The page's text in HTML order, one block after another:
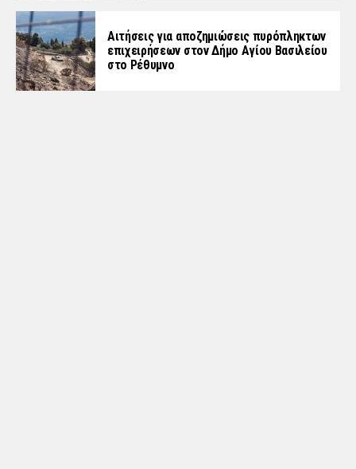
Αιτήσεις για αποζημιώσεις πυρόπληκτων
επιχειρήσεων στον Δήμο Αγίου Βασιλείου
στο Ρέθυμνο